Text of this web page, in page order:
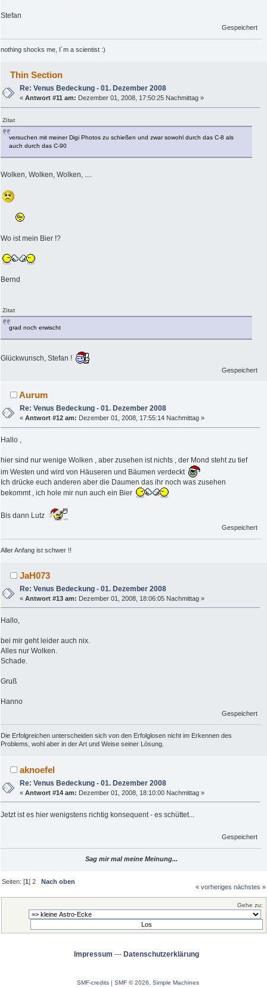
Stefan
Gespeichert
nothing shocks me, I´m a scientist :)
Thin Section
Re: Venus Bedeckung - 01. Dezember 2008
«Antwort #11 am: Dezember 01, 2008, 17:50:25 Nachmittag »
Zitat
versuchen mit meiner Digi Photos zu schießen und zwar sowohl durch das C-8 als
auch durch das C-90
Wolken, Wolken, Wolken, ....
Wo ist mein Bier !?
Bernd
Zitat
grad noch erwischt
Glückwunsch, Stefan !
Gespeichert
Aurum
Re: Venus Bedeckung - 01. Dezember 2008
«Antwort #12 am: Dezember 01, 2008, 17:55:14 Nachmittag »
Hallo ,
hier sind nur wenige Wolken , aber zusehen ist nichts , der Mond steht zu tief
im Westen und wird von Häuseren und Bäumen verdeckt
Ich drücke euch anderen aber die Daumen das ihr noch was zusehen
bekommt , ich hole mir nun auch ein Bier
Bis dann Lutz
Gespeichert
Aller Anfang ist schwer !!
JaH073
Re: Venus Bedeckung - 01. Dezember 2008
«Antwort #13 am: Dezember 01, 2008, 18:06:05 Nachmittag »
Hallo,
bei mir geht leider auch nix.
Alles nur Wolken.
Schade.
Gruß
Hanno
Gespeichert
Die Erfolgreichen unterscheiden sich von den Erfolglosen nicht im Erkennen des
Problems, wohl aber in der Art und Weise seiner Lösung.
aknoefel
Re: Venus Bedeckung - 01. Dezember 2008
«Antwort #14 am: Dezember 01, 2008, 18:10:00 Nachmittag »
Jetzt ist es hier wenigstens richtig konsequent - es schüttet...
Gespeichert
Sag mir mal meine Meinung...
Seiten: [1]2 Nach oben
« vorheriges nächstes »
Gehe zu:
Impressum --- Datenschutzerklärung
SMF-credits SMF © 2026, Simple Machines